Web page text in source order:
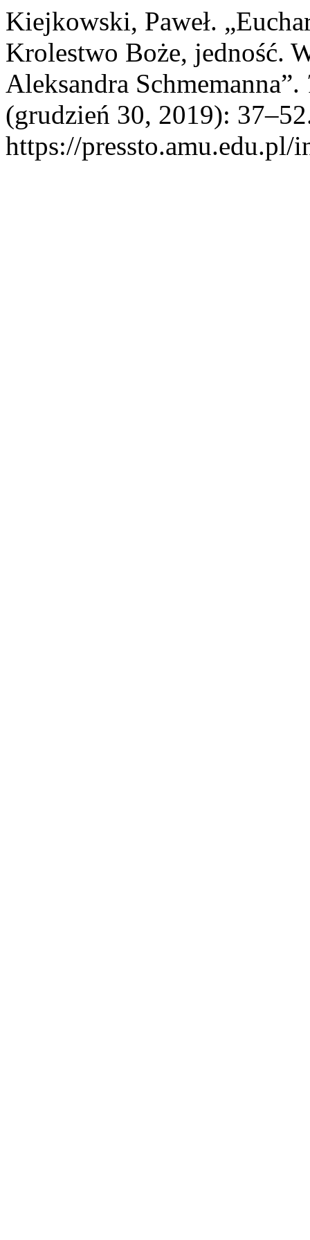
Kiejkowski, Paweł.
Krolestwo Boże, jedność.
Aleksandra Schmemanna”.
(grudzień 30, 2019):
https://